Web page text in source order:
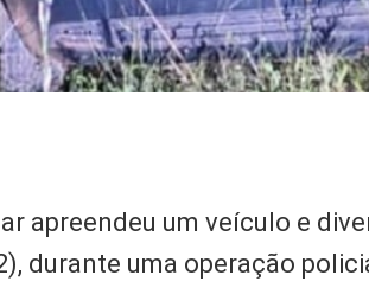
apreendeu um veículo e
durante uma operação